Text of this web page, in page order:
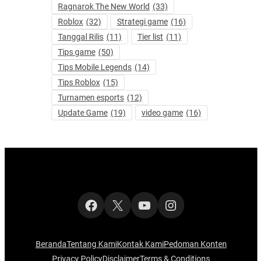
Ragnarok The New World (33)
Roblox (32) Strategi game (16)
Tanggal Rilis (11) Tier list (11)
Tips game (50)
Tips Mobile Legends (14)
Tips Roblox (15)
Turnamen esports (12)
Update Game (19) video game (16)
Facebook
X YouTubeInstagram
BerandaTentang KamiKontak KamiPedoman Konten
Privacy PolicyDisclaimerTerms & Conditions